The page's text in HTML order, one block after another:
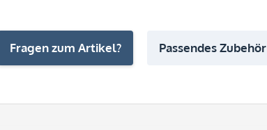
Fragen zum Artikel? Passendes Zubehör